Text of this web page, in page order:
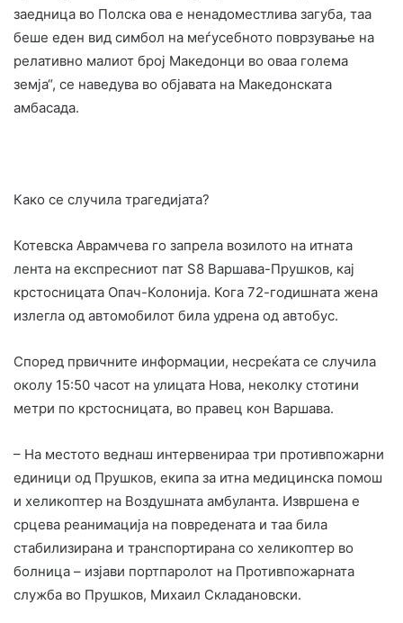
заедница во Полска ова е ненадоместлива загуба, таа
беше еден вид симбол на меѓусебното поврзување на
релативно малиот број Македонци во оваа голема
земја“, се наведува во објавата на Македонската
амбасада.
Како се случила трагедијата?
Котевска Аврамчева го запрела возилото на итната
лента на експресниот пат S8 Варшава-Прушков, кај
крстосницата Опач-Колонија. Кога 72-годишната жена
излеглa од автомобилот била удрена од автобус.
Според првичните информации, несреќата се случила
околу 15:50 часот на улицата Нова, неколку стотини
метри по крстосницата, во правец кон Варшава.
– На местото веднаш интервенираа три противпожарни
единици од Прушков, екипa за итна медицинска помош
и хеликоптер на Воздушната амбуланта. Извршена е
срцева реанимација на повредената и таа била
стабилизирана и транспортирана со хеликоптер во
болница – изјави портпаролот на Противпожарната
служба во Прушков, Михаил Складановски.